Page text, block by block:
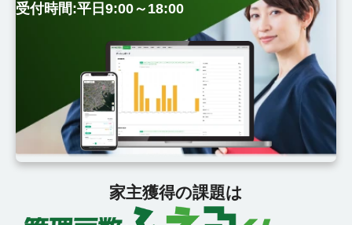
受付時間:平日9:00～18:00
家主獲得の課題は